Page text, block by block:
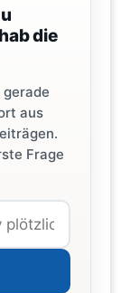
die
aus
Frage